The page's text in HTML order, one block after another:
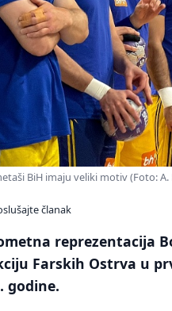
BiH imaju veliki motiv (Foto: A.
članak
reprezentacija
Farskih Ostrva u
godine.